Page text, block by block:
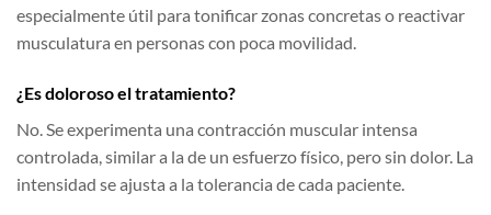
especialmente útil para tonificar zonas concretas o reactivar
musculatura en personas con poca movilidad.
¿Es doloroso el tratamiento?
No. Se experimenta una contracción muscular intensa
controlada, similar a la de un esfuerzo físico, pero sin dolor. La
intensidad se ajusta a la tolerancia de cada paciente.